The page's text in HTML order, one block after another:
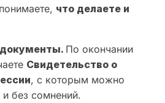
что делаете и
По окончании
Свидетельство о
, с которым можно
и без сомнений.